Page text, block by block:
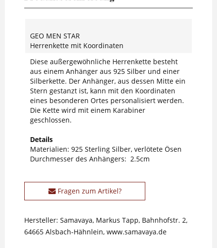
GEO MEN STAR
Herrenkette mit Koordinaten
Diese außergewöhnliche Herrenkette besteht
aus einem Anhänger aus 925 Silber und einer
Silberkette. Der Anhänger, aus dessen Mitte ein
Stern gestanzt ist, kann mit den Koordinaten
eines besonderen Ortes personalisiert werden.
Die Kette wird mit einem Karabiner
geschlossen.
Details
Materialien: 925 Sterling Silber, verlötete Ösen
Durchmesser des Anhängers: 2.5cm
Fragen zum Artikel?
Hersteller: Samavaya, Markus Tapp, Bahnhofstr. 2,
64665 Alsbach-Hähnlein, www.samavaya.de